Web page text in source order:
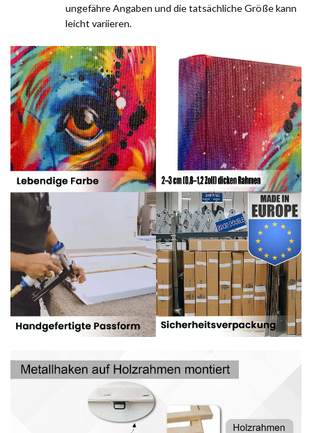
ungefähre Angaben und die tatsächliche Größe kann
leicht variieren.